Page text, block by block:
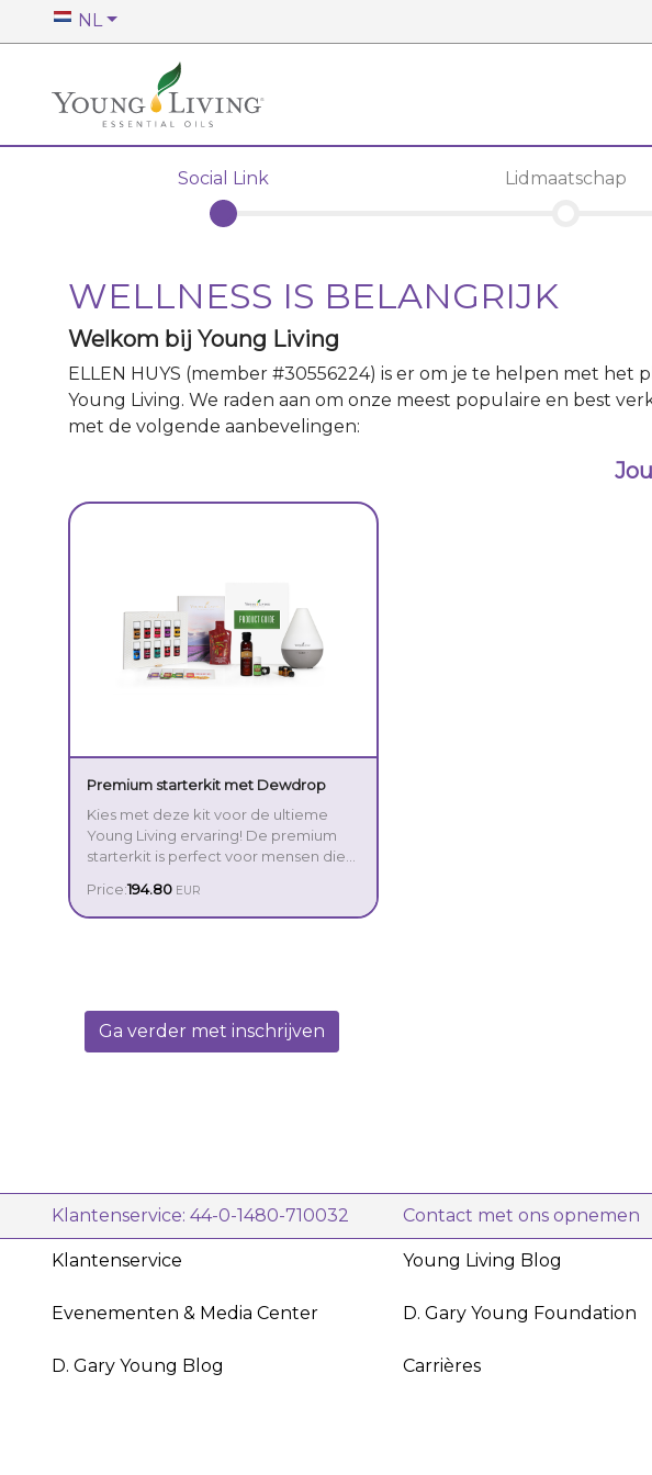
NL
Social Link Lidmaatschap
WELLNESS IS BELANGRIJK
Welkom bij Young Living
ELLEN HUYS (member #30556224) is er om je te helpen met het
Young Living. We raden aan om onze meest populaire en best
met de volgende aanbevelingen:
Premium starterkit met Dewdrop
Kies met deze kit voor de ultieme
Young Living ervaring! De premium
starterkit is perfect voor mensen die
kit bevat alles wat je nodig hebt om
de kracht van etherische olie op een
Price:194.80 EUR
Ga verder met inschrijven
Klantenservice: 44-0-1480-710032 Contact met ons opnemen
Klantenservice
Evenementen & Media Center
D. Gary Young Blog
Young Living Blog
D. Gary Young Foundation
Carrières